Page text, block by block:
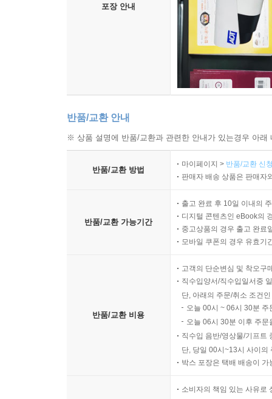
포장 안내
반품/교환 안내
※ 상품 설명에 반품/교환과 관련한 안내가 있는경우 아
반품/교환 방법
마이페이지 > 반품/교환 신
판매자 배송 상품은 판매자
반품/교환 가능기간
출고 완료 후 10일 이내의
디지털 콘텐츠인 eBook의
중고상품의 경우 출고 완료
모바일 쿠폰의 경우 유효기
반품/교환 비용
고객의 단순변심 및 착오구
직수입양서/직수입일서중
단, 아래의 주문/취소 조건
오늘 00시 ~ 06시 30분
오늘 06시 30분 이후 주
직수입 음반/영상물/기프트
단, 당일 00시~13시 사이의
박스 포장은 택배 배송이
소비자의 책임 있는 사유로